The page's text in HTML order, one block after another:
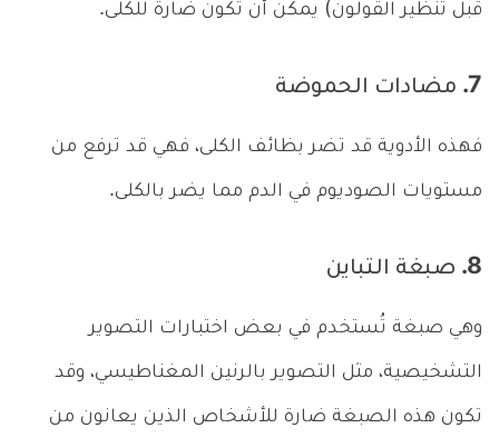
قبل تنظير القولون) يمكن أن تكون ضارة للكلى.
7. مضادات الحموضة
فهذه الأدوية قد تضر بظائف الكلى، فهي قد ترفع من
مستويات الصوديوم في الدم مما يضر بالكلى.
8. صبغة التباين
وهي صبغة تُستخدم في بعض اختبارات التصوير
التشخيصية، مثل التصوير بالرنين المغناطيسي، وقد
تكون هذه الصبغة ضارة للأشخاص الذين يعانون من